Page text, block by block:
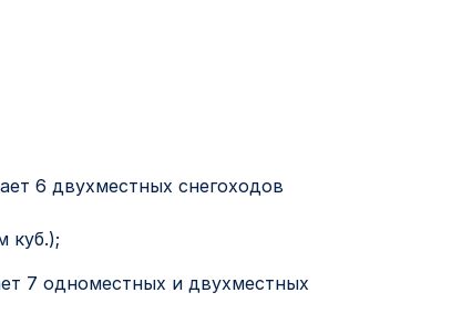
6 двухместных снегоходов
куб.);
7 одноместных и двухместных